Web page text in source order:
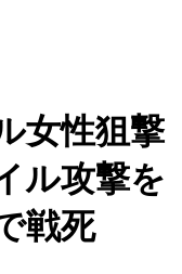
女性狙撃
ル攻撃を
戦死